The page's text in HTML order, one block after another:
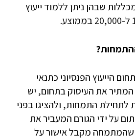
שבהן ניתן ללמוד ייעוץ
הייעוץ הפנסיוני כתנאי
המתיר את העיסוק בתחום, יש
לתחילת התמחות, ולהציגו בפני
על ידי הגורם המעביר את
מקבל אישור על